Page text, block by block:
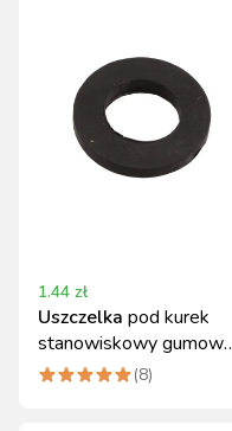
1.44 zł
Uszczelka pod kurek
stanowiskowy gumowa
Canagri
(8)